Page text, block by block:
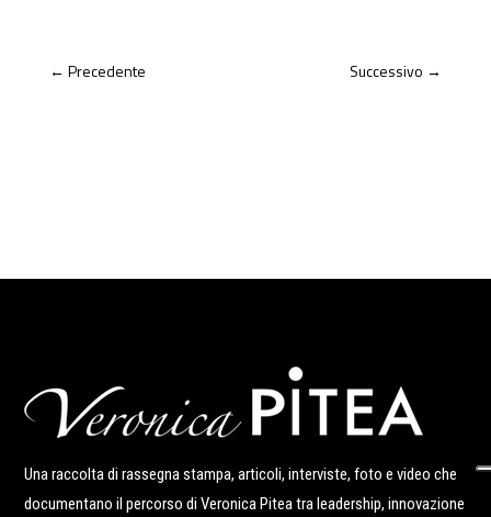
← Precedente Successivo →
Una raccolta di rassegna stampa, articoli, interviste, foto e video che
documentano il percorso di Veronica Pitea tra leadership, innovazione